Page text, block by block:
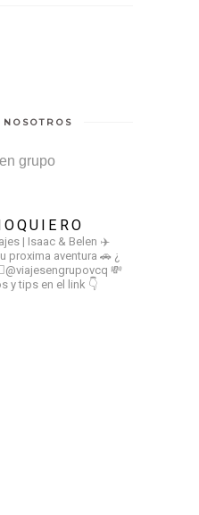
| Isaac & Belen ✈️
proxima aventura 🚗 ¿
💸
y tips en el link 👇